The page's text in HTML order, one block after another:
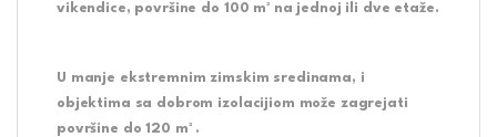
vikendice, površine do 100 m² na jednoj ili dve etaže.
U manje ekstremnim zimskim sredinama, i
objektima sa dobrom izolacijiom može zagrejati
površine do 120 m² .